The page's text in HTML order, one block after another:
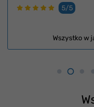
5/5
Wszystko w